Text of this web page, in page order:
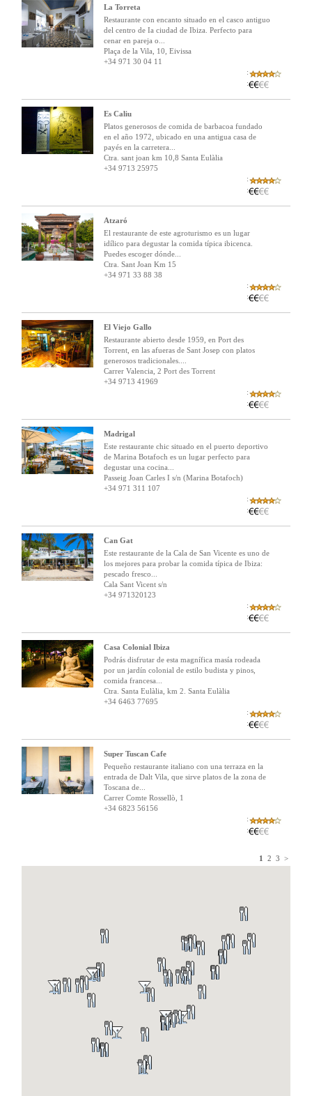
La Torreta
Restaurante con encanto situado en el casco antiguo
del centro de Ia ciudad de Ibiza. Perfecto para
cenar en pareja o...
Plaça de la Vila, 10, Eivissa
+34 971 30 04 11
:
:
Es Caliu
Platos generosos de comida de barbacoa fundado
en el año 1972, ubicado en una antigua casa de
payés en la carretera...
Ctra. sant joan km 10,8 Santa Eulàlia
+34 9713 25975
:
:
Atzaró
El restaurante de este agroturismo es un lugar
idílico para degustar la comida típica ibicenca.
Puedes escoger dónde...
Ctra. Sant Joan Km 15
+34 971 33 88 38
:
:
El Viejo Gallo
Restaurante abierto desde 1959, en Port des
Torrent, en las afueras de Sant Josep con platos
generosos tradicionales....
Carrer Valencia, 2 Port des Torrent
+34 9713 41969
:
:
Madrigal
Este restaurante chic situado en el puerto deportivo
de Marina Botafoch es un lugar perfecto para
degustar una cocina...
Passeig Joan Carles I s/n (Marina Botafoch)
+34 971 311 107
:
:
Can Gat
Este restaurante de la Cala de San Vicente es uno de
los mejores para probar la comida típica de Ibiza:
pescado fresco...
Cala Sant Vicent s/n
+34 971320123
:
:
Casa Colonial Ibiza
Podrás disfrutar de esta magnífica masía rodeada
por un jardín colonial de estilo budista y pinos,
comida francesa...
Ctra. Santa Eulàlia, km 2. Santa Eulàlia
+34 6463 77695
:
:
Super Tuscan Cafe
Pequeño restaurante italiano con una terraza en la
entrada de Dalt Vila, que sirve platos de la zona de
Toscana de...
Carrer Comte Rossellò, 1
+34 6823 56156
:
:
1 2 3 >